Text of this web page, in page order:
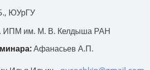
ЮУрГУ
ИПМ им. М. В. Келдыша РАН
Афанасьев А.П.